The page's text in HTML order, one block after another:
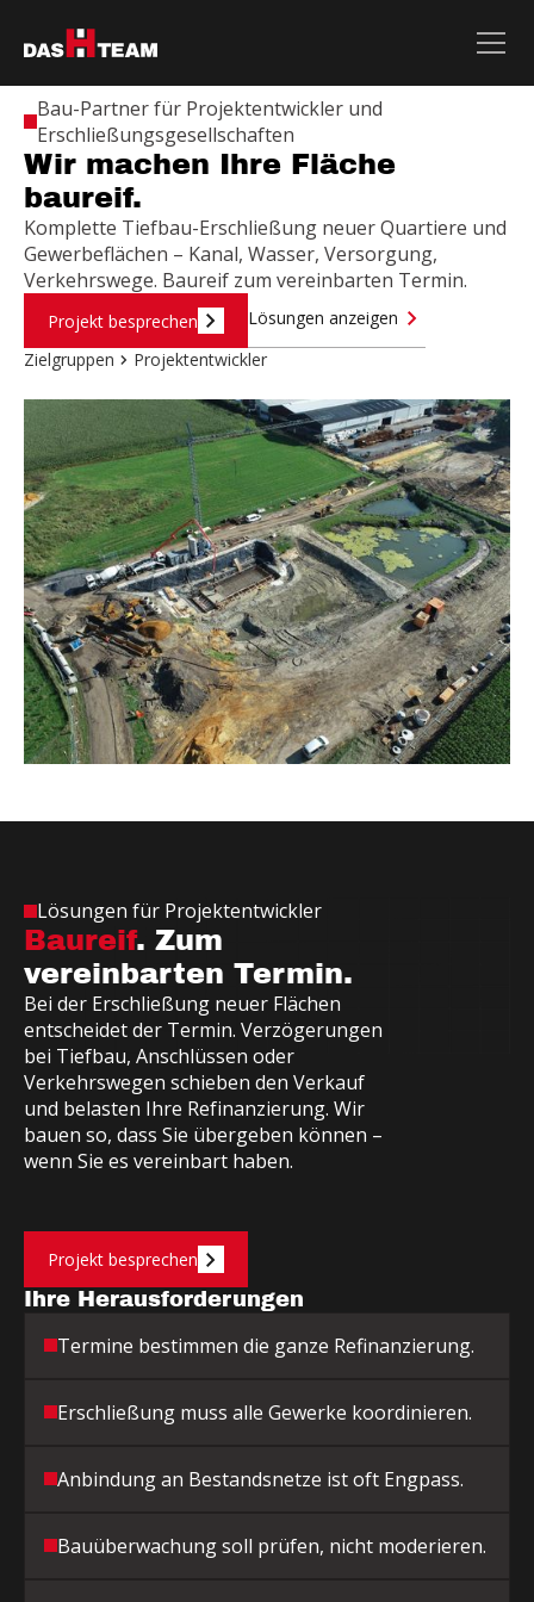
Bau-Partner für Projektentwickler und
Erschließungsgesellschaften
Wir machen Ihre Fläche
baureif.
Komplette Tiefbau-Erschließung neuer Quartiere und
Gewerbeflächen – Kanal, Wasser, Versorgung,
Verkehrswege. Baureif zum vereinbarten Termin.
Projekt besprechen
Lösungen anzeigen
Zielgruppen
Projektentwickler
Lösungen für Projektentwickler
Baureif. Zum
vereinbarten Termin.
Bei der Erschließung neuer Flächen
entscheidetder Termin. Verzögerungen
bei Tiefbau, Anschlüssen oder
Verkehrswegen schieben den Verkauf
und belasten Ihre Refinanzierung. Wir
bauen so, dass Sie übergeben können –
wenn Sie es vereinbart haben.
Projekt besprechen
Ihre Herausforderungen
Termine bestimmen die ganze Refinanzierung.
Erschließung muss alle Gewerke koordinieren.
Anbindung an Bestandsnetze ist oft Engpass.
Bauüberwachung soll prüfen, nicht moderieren.